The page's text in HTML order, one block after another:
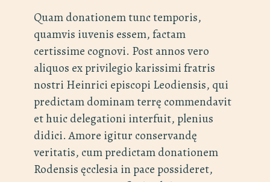
Quam donationem tunc temporis,
quamvis iuvenis essem, factam
certissime cognovi. Post annos vero
aliquos ex privilegio karissimi fratris
nostri Heinrici episcopi Leodiensis, qui
predictam dominam terrę commendavit
et huic delegationi interfuit, plenius
didici. Amore igitur conservandę
veritatis, cum predictam donationem
Rodensis ęcclesia in pace possideret,